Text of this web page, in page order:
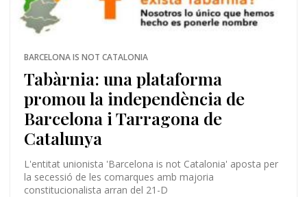
BARCELONA IS NOT CATALONIA
Tabàrnia: una plataforma
promou la independència de
Barcelona i Tarragona de
Catalunya
L'entitat unionista 'Barcelona is not Catalonia' aposta per
la secessió de les comarques amb majoria
constitucionalista arran del 21-D